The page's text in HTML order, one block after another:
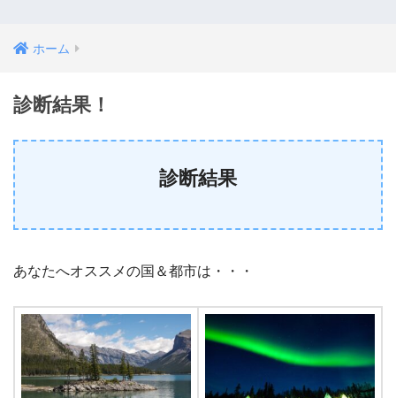
ホーム
診断結果！
診断結果
あなたへオススメの国＆都市は・・・